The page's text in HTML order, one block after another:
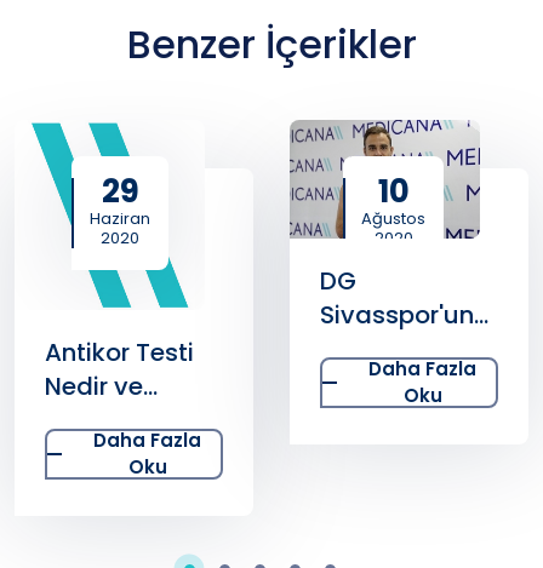
Benzer İçerikler
29
Haziran
2020
Antikor Testi
Nedir ve
Neden Yapılır?
Daha Fazla
Oku
10
Ağustos
2020
DG
Sivasspor'un
yeni transferi
Jorge Felix,
Medicana
Daha Fazla
Oku